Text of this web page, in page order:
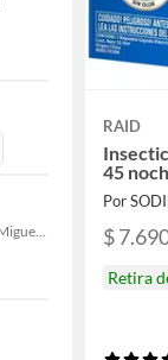
Sodimac Cerrillos, Sodimac Maipú, Sodimac San Miguel, Sodimac El Bosque, Sodimac San Bernardo, Sodimac Talagante, Sodimac San Fernando
RAID
45
Por
$
Retira